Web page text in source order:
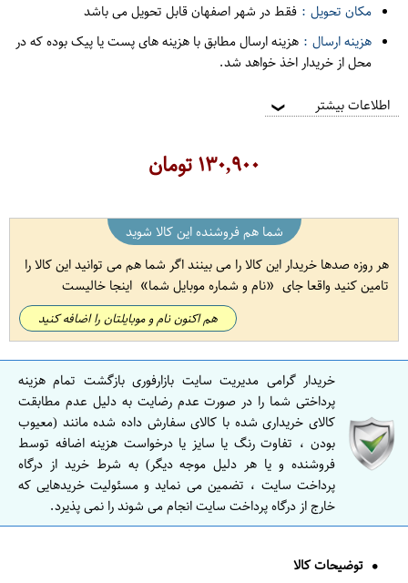
مکان تحویل : فقط در شهر اصفهان قابل تحویل می باشد
هزینه ارسال : هزینه ارسال مطابق با هزینه های پست یا پیک بوده که در
محل از خریدار اخذ خواهد شد.
اطلاعات بیشتر ❯
۱۳۰,۹۰۰تومان
شما هم فروشنده این کالا شوید
هر روزه صدها خریدار این کالا را می بینند اگر شما هم می توانید این کالا را
تامین کنید واقعا جای
نام و شماره موبایل شما اینجا خالیست
هم اکنون نام و موبایلتان را اضافه کنید
خریدار گرامی مدیریت سایت بازارفوری بازگشت تمام هزینه
پرداختی شما را در صورت عدم رضایت به دلیل عدم مطابقت
کالای خریداری شده با کالای سفارش داده شده مانند (معیوب
بودن ، تفاوت رنگ یا سایز یا درخواست هزینه اضافه توسط
فروشنده و یا هر دلیل موجه دیگر) به شرط خرید از درگاه
پرداخت سایت ، تضمین می نماید و مسئولیت خریدهایی که
خارج از درگاه پرداخت سایت انجام می شوند را نمی پذیرد.
توضیحات کالا